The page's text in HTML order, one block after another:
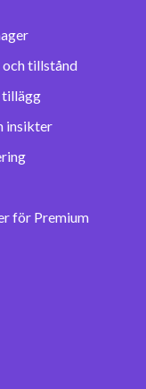
tillstånd
insikter
för Premium